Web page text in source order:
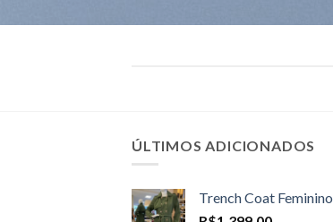
ÚLTIMOS ADICIONADOS
Trench Coat Feminino